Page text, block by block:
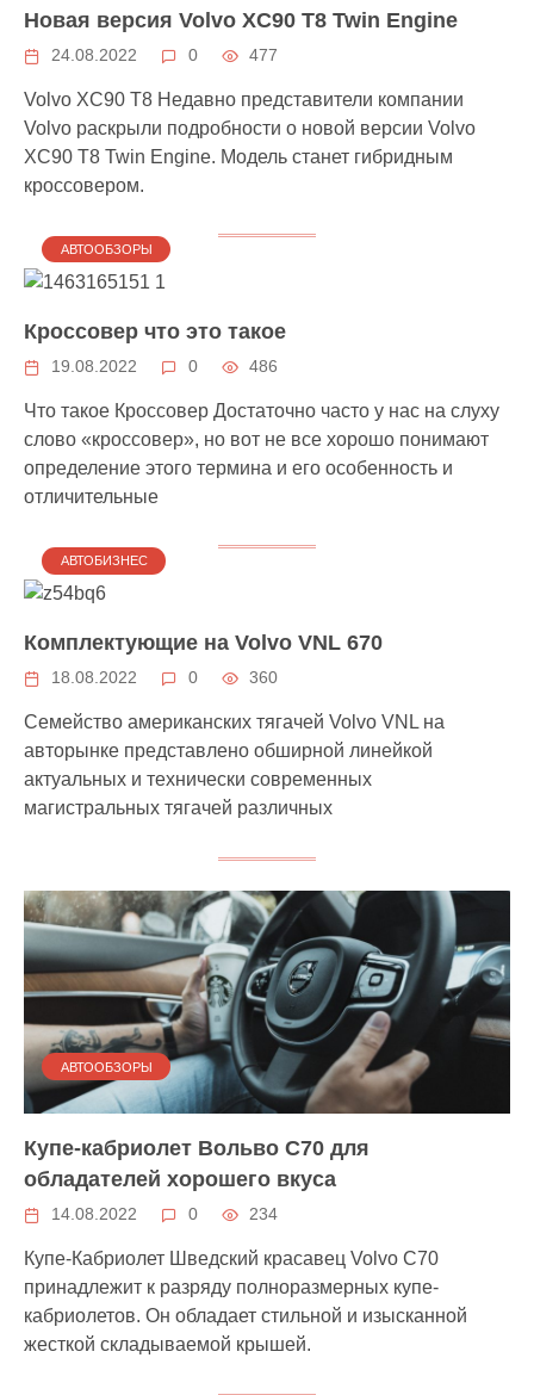
Новая версия Volvo XC90 T8 Twin Engine
24.08.2022 0 477
Volvo XC90 T8 Недавно представители компании
Volvo раскрыли подробности о новой версии Volvo
XC90 T8 Twin Engine. Модель станет гибридным
кроссовером.
АВТООБЗОРЫ
Кроссовер что это такое
19.08.2022 0 486
Что такое Кроссовер Достаточно часто у нас на слуху
слово «кроссовер», но вот не все хорошо понимают
определение этого термина и его особенность и
отличительные
АВТОБИЗНЕС
Комплектующие на Volvo VNL 670
18.08.2022 0 360
Семейство американских тягачей Volvo VNL на
авторынке представлено обширной линейкой
актуальных и технически современных
магистральных тягачей различных
АВТООБЗОРЫ
Купе-кабриолет Вольво С70 для
обладателей хорошего вкуса
14.08.2022 0 234
Купе-Кабриолет Шведский красавец Volvo C70
принадлежит к разряду полноразмерных купе-
кабриолетов. Он обладает стильной и изысканной
жесткой складываемой крышей.